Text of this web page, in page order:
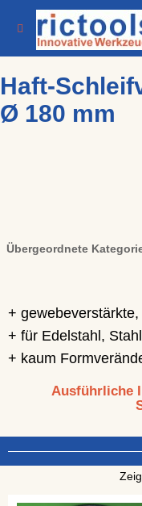
Haft-
Ø 180 mm
Übergeordnete
+
+ für Edelstahl,
+ kaum
Ausführliche